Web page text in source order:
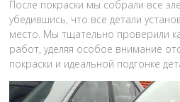
После покраски мы собрали все
убедившись, что все детали
место. Мы тщательно проверили
работ, уделяя особое внимание
покраски и идеальной подгонке